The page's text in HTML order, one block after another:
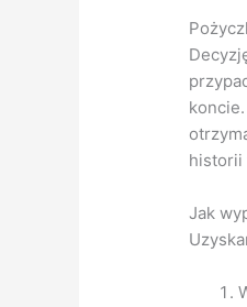
historii
Jak